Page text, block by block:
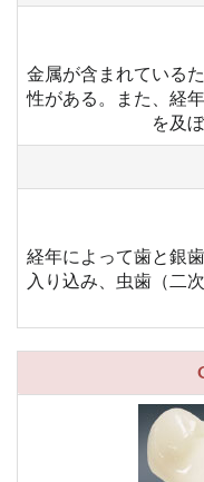
金属が含まれている
性がある。また、経
を及
経年によって歯と銀
入り込み、虫歯（二